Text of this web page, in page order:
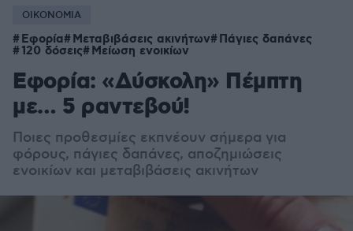
ΟΙΚΟΝΟΜΙΑ
Εφορία Μεταβιβάσεις ακινήτων Πάγιες δαπάνες
120 δόσεις Μείωση ενοικίων
Εφορία: «Δύσκολη» Πέμπτη
με… 5 ραντεβού!
Ποιες προθεσμίες εκπνέουν σήμερα για
φόρους, πάγιες δαπάνες, αποζημιώσεις
ενοικίων και μεταβιβάσεις ακινήτων